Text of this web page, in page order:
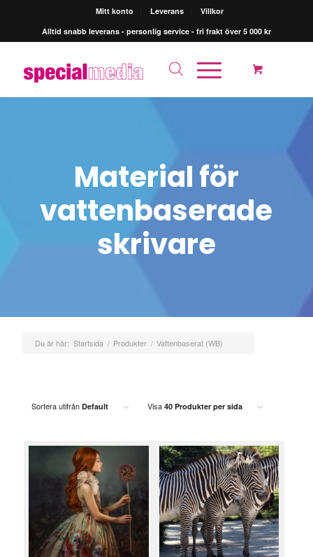
Mitt konto Leverans
Villkor
Alltid snabb leverans - personlig service - fri frakt över 5 000 kr
Material för
vattenbaserade
skrivare
Du är här: Startsida / Produkter / Vattenbaserat (WB)
Sortera utifrån Default Visa 40 Produkter per sida